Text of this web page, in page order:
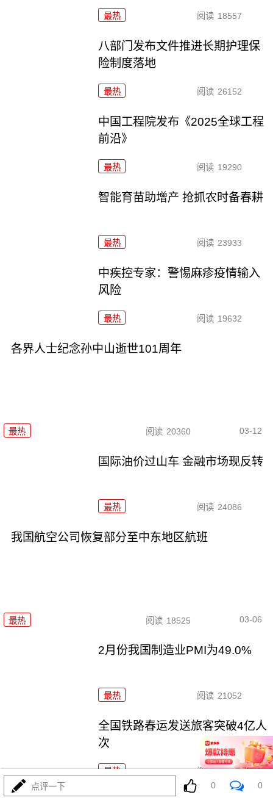
最热 阅读 18557
八部门发布文件推进长期护理保
险制度落地
最热 阅读 26152
中国工程院发布《2025全球工程
前沿》
最热 阅读 19290
智能育苗助增产 抢抓农时备春耕
最热 阅读 23933
中疾控专家：警惕麻疹疫情输入
风险
最热 阅读 19632
各界人士纪念孙中山逝世101周年
最热 阅读 20360 03-12
国际油价过山车 金融市场现反转
最热 阅读 24086
我国航空公司恢复部分至中东地区航班
最热 阅读 18525 03-06
2月份我国制造业PMI为49.0%
最热 阅读 21052
全国铁路春运发送旅客突破4亿人
次
最热 阅读 17507
点评一下 0 0